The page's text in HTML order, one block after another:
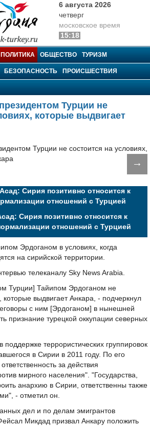
6 августа 2026
четверг
московское время
15:18
ПОЛИТИКА ОБЩЕСТВО ТУРИЗМ
БЕЗОПАСНОСТЬ ПРОИСШЕСТВИЯ
Турции не
которые выдвигает
→
Сирия позитивно относится к
отношений с Турцией
Эрдоганом в условиях, когда
на сирийской территории.
телеканалу Sky News Arabia.
Турции] Тайипом Эрдоганом не
которые выдвигает Анкара, - подчеркнул
с ним [Эрдоганом] в нынешней
признание турецкой оккупации северных
террористических группировок
в Сирии в 2011 году. По его
за действия
мирного населения". "Государства,
анархию в Сирии, ответственны также
- отметил он.
дел и по делам эмигрантов
Микдад призвал Анкару положить